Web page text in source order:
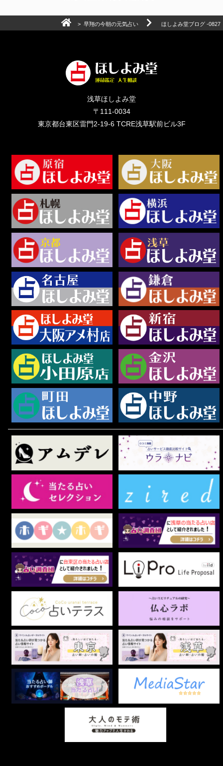
> 早翔の今朝の元気占い ほしよみ堂ブログ -0827
浅草ほしよみ堂
〒111-0034
東京都台東区雷門2-19-6 TCRE浅草駅前ビル3F